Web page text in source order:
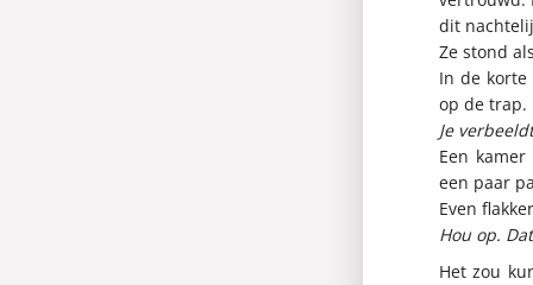
dit
Ze stond
In de korte
op de trap.
Je
Een
een paar
Even
Hou op.
Het zou